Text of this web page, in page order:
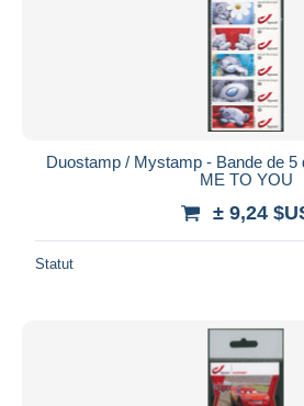
Duostamp / Mystamp - Bande de 5
ME TO YOU
± 9,24
Statut